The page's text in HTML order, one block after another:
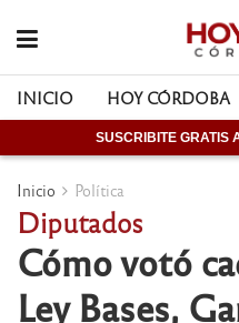
INICIO HOY CÓRDOBA
SUSCRIBITE GRATIS
Inicio Política
Diputados
Cómo votó
Ley Bases,